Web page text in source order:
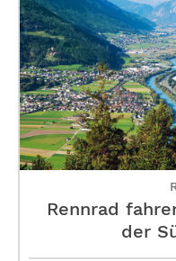
Rennrad
der